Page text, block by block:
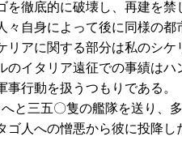
徹底的に破壊し、再建を禁
々自身によって後に同様の都
アに関する部分は私のシケ
イタリア遠征での事績はハ
行動を扱うつもりである。
と三五〇隻の艦隊を送り、
ゴ人への憎悪から彼に投降し